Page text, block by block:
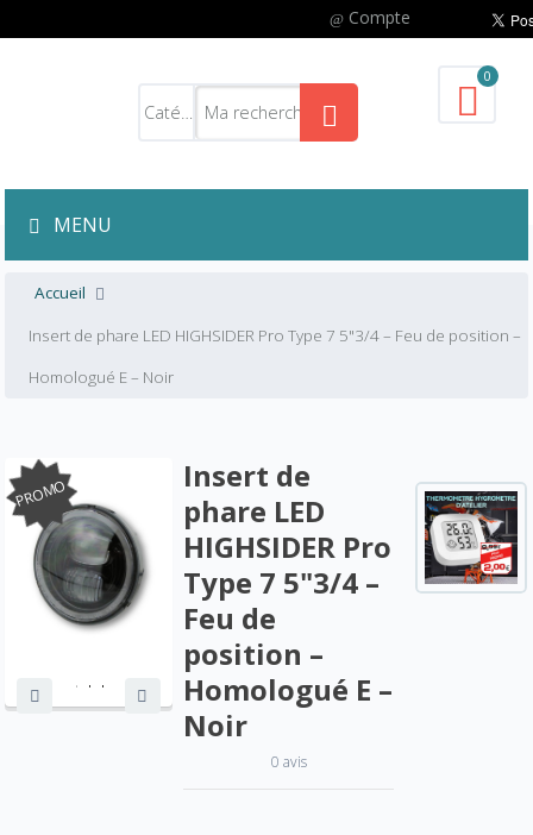
Compte
0
MENU
Accueil
Insert de phare LED HIGHSIDER Pro Type 7 5"3/4 – Feu de position –
Homologué E – Noir
PROMO
Insert de
phare LED
HIGHSIDER Pro
Type 7 5"3/4 –
Feu de
position –
Homologué E –
Noir
0 avis